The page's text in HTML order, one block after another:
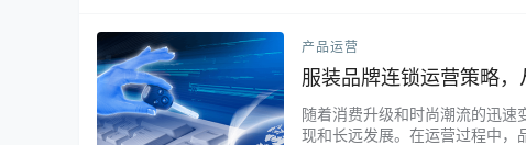
产品运营
服装品牌连锁运营策略
随着消费升级和时尚潮流的迅速
现和长远发展。在运营过程中，